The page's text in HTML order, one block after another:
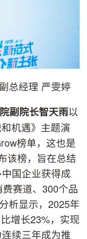
总经理 严雯婷
副院长智天雨以
机遇》主题演
榜单，这也是
该榜，旨在总结
国企业获得成
赛道、300个品
析显示，2025年
增长23%，实现
续三年成为推